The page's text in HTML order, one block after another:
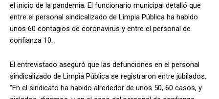
el inicio de la pandemia. El funcionario municipal detalló que
entre el personal sindicalizado de Limpia Pública ha habido
unos 60 contagios de coronavirus y entre el personal de
confianza 10.
El entrevistado aseguró que las defunciones en el personal
sindicalizado de Limpia Pública se registraron entre jubilados.
“En el sindicato ha habido alrededor de unos 50, 60 casos, y